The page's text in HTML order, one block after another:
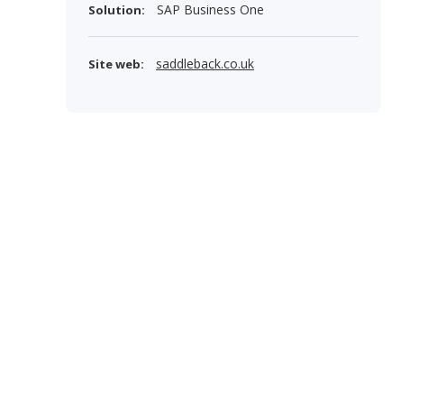
Solution: SAP Business One
Site web: saddleback.co.uk